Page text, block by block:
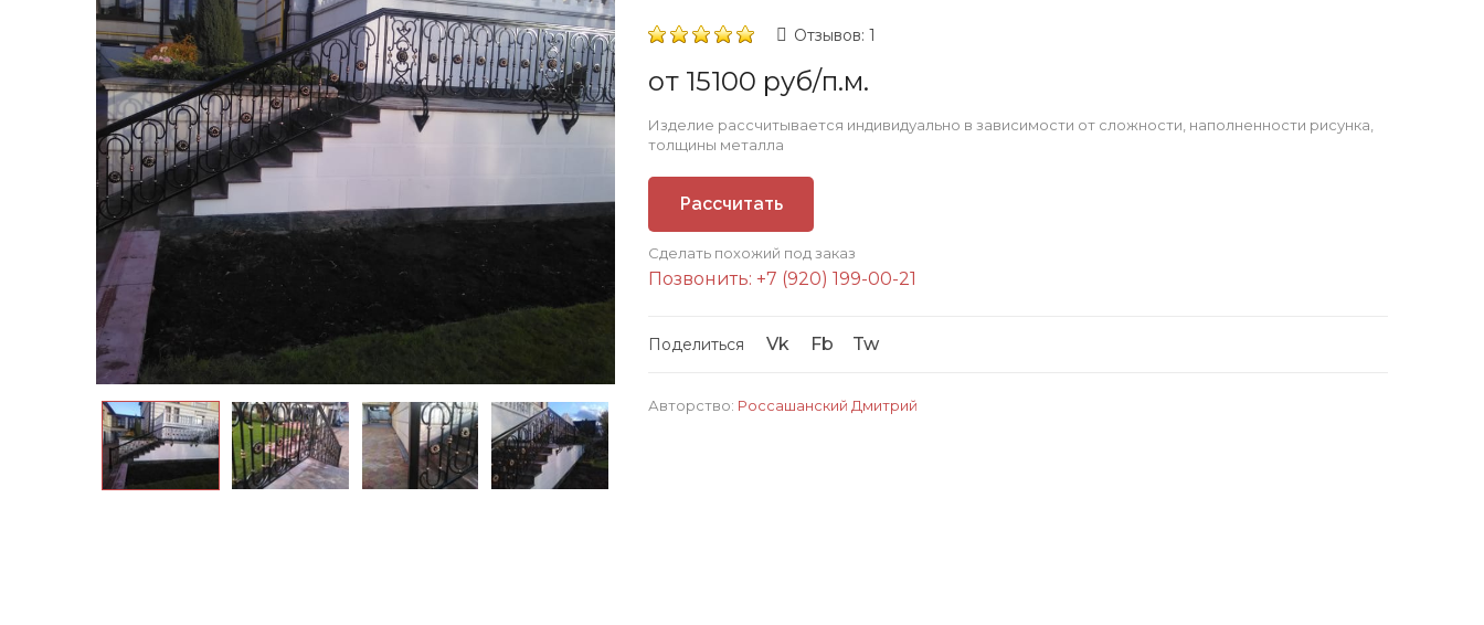
Отзывов: 1
от 15100 руб/п.м.
Изделие рассчитывается индивидуально в зависимости от сложности, наполненности рисунка,
толщины металла
Рассчитать
стоимость
Сделать похожий под заказ
Позвонить: +7 (920) 199-00-21
Поделиться Vk Fb Tw
Авторство: Россашанский Дмитрий